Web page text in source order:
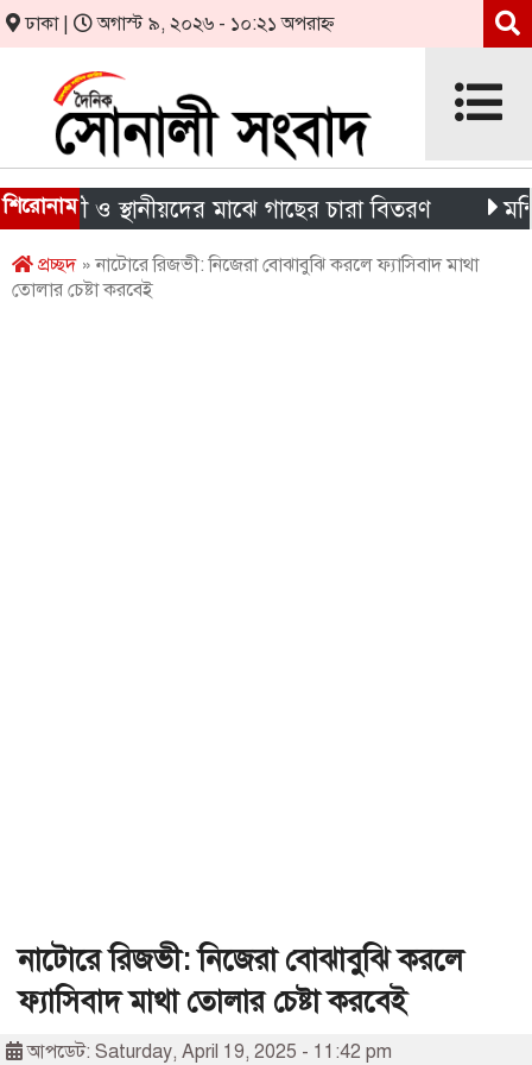
ঢাকা | অগাস্ট ৯, ২০২৬ - ১০:২১ অপরাহ্ন
শিরোনাম
ও স্থানীয়দের মাঝে গাছের চারা বিতরণ মন্দিরের
প্রচ্ছদ» নাটোরে রিজভী: নিজেরা বোঝাবুঝি করলে ফ্যাসিবাদ মাথা
তোলার চেষ্টা করবেই
নাটোরে রিজভী: নিজেরা বোঝাবুঝি করলে
ফ্যাসিবাদ মাথা তোলার চেষ্টা করবেই
আপডেট: Saturday, April 19, 2025 - 11:42 pm